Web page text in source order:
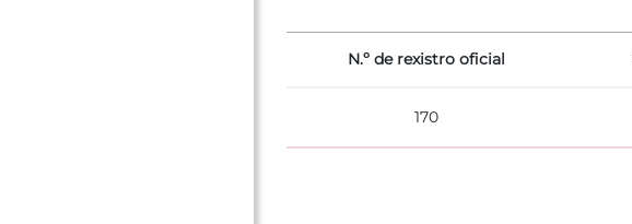
N.º de rexistro oficial
170